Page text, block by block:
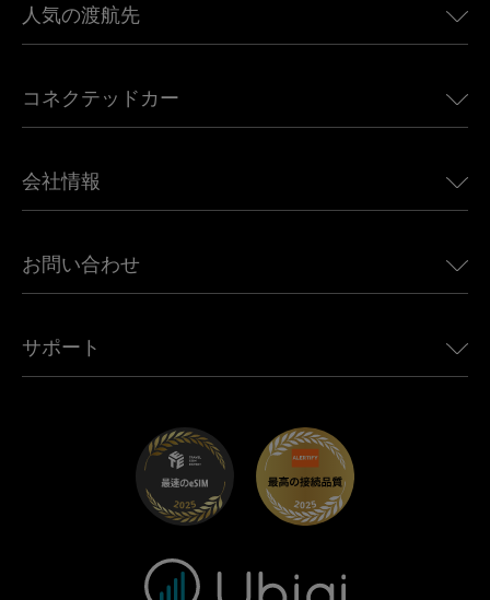
人気の渡航先
ヨーロッパ向けeSIM
カナダ向けeSIM
アフリカ向けeSIM
すべての目的地を見る
コネクテッドカー
Land Rover向けUbigi
Jeep向けUbigi
Mini向けUbigi
Maserati向けUbigi
会社情報
Ubigi関連プレス
Ubigiアプリ
お問い合わせ
アフェリエイトプログラム
サポート
トラブルシューティング
ヘルプセンター
お問い合わせ先